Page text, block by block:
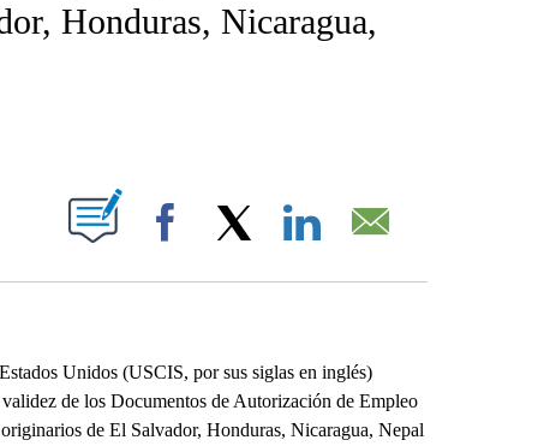
Honduras, Nicaragua,
NEW PAGES ON "".
Facebook
Unidos (USCIS, por sus siglas en inglés)
de los Documentos de Autorización de Empleo
de El Salvador, Honduras, Nicaragua, Nepal